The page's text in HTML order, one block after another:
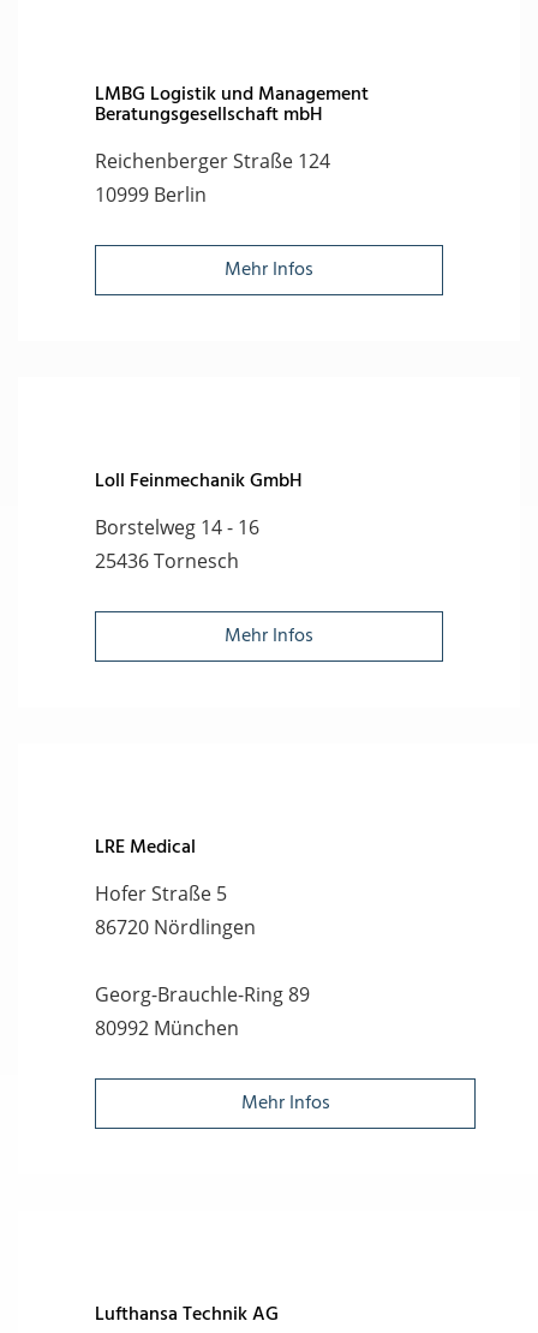
LMBG Logistik und Management
Beratungsgesellschaft mbH
Reichenberger Straße 124
10999 Berlin
Mehr Infos
Loll Feinmechanik GmbH
Borstelweg 14 - 16
25436 Tornesch
Mehr Infos
LRE Medical
Hofer Straße 5
86720 Nördlingen
Georg-Brauchle-Ring 89
80992 München
Mehr Infos
Lufthansa Technik AG